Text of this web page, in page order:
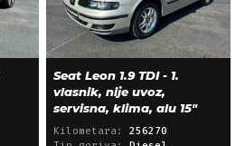
Seat Leon 1.9 TDI - 1.
vlasnik, nije uvoz,
servisna, klima, alu 15"
Kilometara: 256270